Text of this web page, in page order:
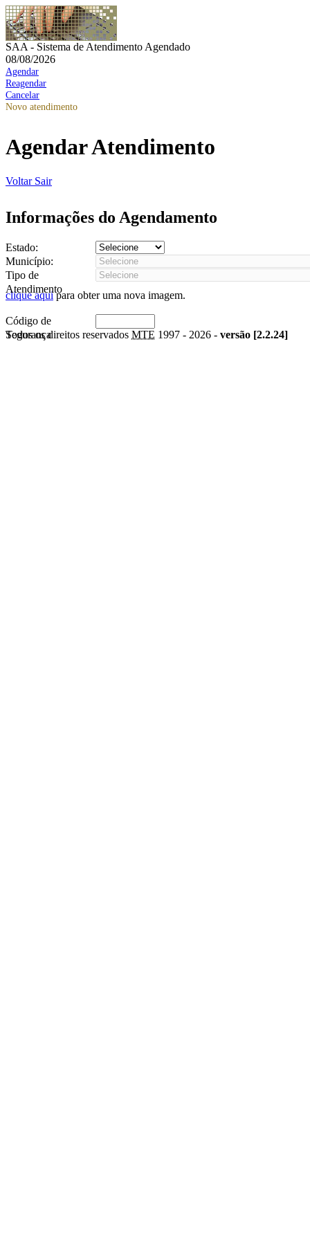
SAA - Sistema de Atendimento Agendado
08/08/2026
Agendar
Reagendar
Cancelar
Novo atendimento
Agendar Atendimento
Voltar Sair
Informações do Agendamento
Estado:
Município:
Tipo de
Atendimento
clique aquipara obter uma nova imagem.
Código de
Segurança
Todos os direitos reservados MTE 1997 - 2026 - versão [2.2.24]